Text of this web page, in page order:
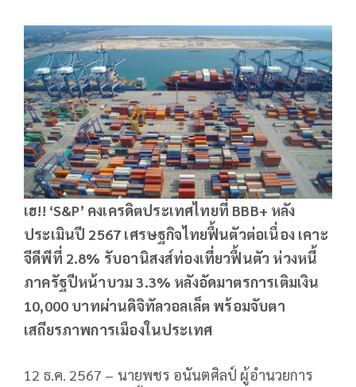
เฮ!! ‘S&P’ คงเครดิตประเทศไทยที่ BBB+ หลัง
ประเมินปี 2567 เศรษฐกิจไทยฟื้นตัวต่อเนื่อง เคาะ
จีดีพีที่ 2.8% รับอานิสงส์ท่องเที่ยวฟื้นตัว ห่วงหนี้
ภาครัฐปีหน้าบวม 3.3% หลังอัดมาตรการเติมเงิน
10,000 บาทผ่านดิจิทัลวอลเล็ต พร้อมจับตา
เสถียรภาพการเมืองในประเทศ
12 ธ.ค. 2567 – นายพชร อนันตศิลป์ ผู้อำนวยการ